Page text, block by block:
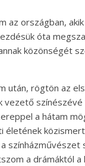
az országban,
óta
közönségét
után, rögtön az
vezető
a hátam
életének
színházművészet
a drámáktól a